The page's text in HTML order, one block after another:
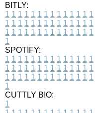
BITLY:
1 1 1 1 1 1 1 1 1 1 1 1 1 1
1 1 1 1 1 1 1 1 1 1 1 1 1 1
1 1 1 1 1 1 1 1 1 1 1 1 1 1
1
SPOTIFY:
1 1 1 1 1 1 1 1 1 1 1 1 1 1
1 1 1 1 1 1 1 1 1 1 1 1 1 1
1 1 1 1 1 1 1 1 1 1 1 1 1 1
1
CUTTLY BIO:
1